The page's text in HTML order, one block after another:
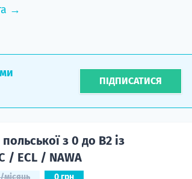
→
ПІДПИСАТИСЯ
з 0 до B2 із
/ ECL / NAWA
місяць 0 грн